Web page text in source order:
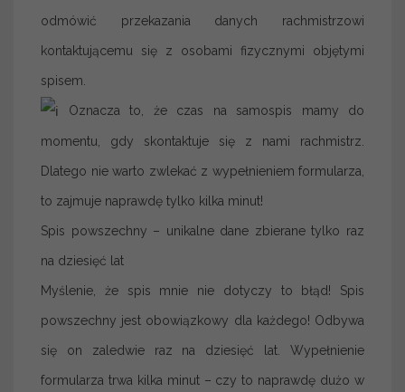
odmówić przekazania danych rachmistrzowi
kontaktującemu się z osobami fizycznymi objętymi
spisem.
Oznacza to, że czas na samospis mamy do
momentu, gdy skontaktuje się z nami rachmistrz.
Dlatego nie warto zwlekać z wypełnieniem formularza,
to zajmuje naprawdę tylko kilka minut!
Spis powszechny – unikalne dane zbierane tylko raz
na dziesięć lat
Myślenie, że spis mnie nie dotyczy to błąd! Spis
powszechny jest obowiązkowy dla każdego! Odbywa
się on zaledwie raz na dziesięć lat. Wypełnienie
formularza trwa kilka minut – czy to naprawdę dużo w